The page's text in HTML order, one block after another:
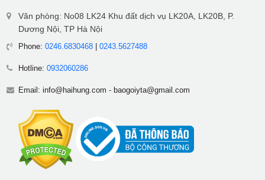
Văn phòng: No08 LK24 Khu đất dịch vụ LK20A, LK20B, P.
Dương Nội, TP Hà Nội
Phone: 0246.6830468| 0243.5627488
Hotline: 0932060286
Email: info@haihung.com - baogoiyta@gmail.com